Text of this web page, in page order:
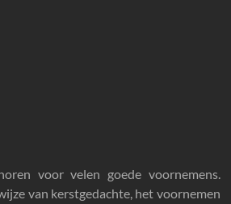
voor velen goede voornemens.
van kerstgedachte, het voornemen